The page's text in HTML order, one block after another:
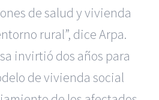
de salud y vivienda
rural”, dice Arpa.
invirtió dos años para
de vivienda social